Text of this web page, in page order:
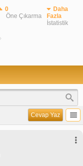
0
Öne Çıkarma
Daha
Fazla
İstatistik
Cevap Yaz